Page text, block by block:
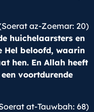
az-Zoemar: 20)
huichelaarsters en
Hel beloofd, waarin
hen. En Allah heeft
voortdurende
at-Tauwbah: 68)